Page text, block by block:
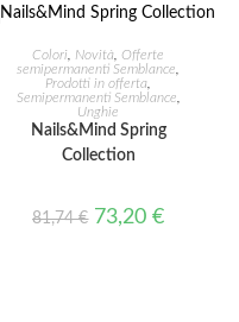
IN OFFERTA!
AGGIUNGI AL CARRELLO
Colori Novità ,Offerte
semipermanenti Semblance
Prodotti in offerta
Semipermanenti Semblance
Unghie
Nails&Mind Spring
Collection
81,74€ 73,20€